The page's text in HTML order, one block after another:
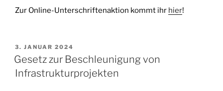
Zur Online-Unterschriftenaktion kommt ihr hier!
VERÖFFENTLICHT
AM
3. JANUAR 2024
Gesetz zur Beschleunigung von
Infrastrukturprojekten